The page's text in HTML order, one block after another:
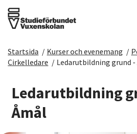
Det här gör vi
För dig som
Sök kurser och
Startsida / Kurser och evenemang /
Cirkelledare / Ledarutbildning grund -
Ledarutbildning
Åmål